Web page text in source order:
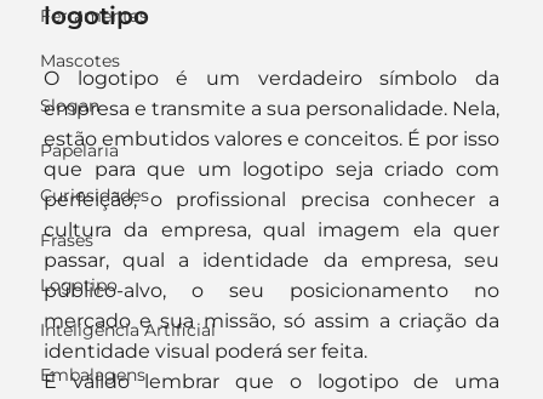
Ferramentas
Mascotes
Slogan
Papelaria
Curiosidades
Frases
Logotipo
Inteligência Artificial
Embalagens
logotipo
O logotipo é um verdadeiro símbolo da
empresa e transmite a sua personalidade. Nela,
estão embutidos valores e conceitos. É por isso
que para que um logotipo seja criado com
perfeição, o profissional precisa conhecer a
cultura da empresa, qual imagem ela quer
passar, qual a identidade da empresa, seu
público-alvo, o seu posicionamento no
mercado e sua missão, só assim a criação da
identidade visual poderá ser feita.
É válido lembrar que o logotipo de uma